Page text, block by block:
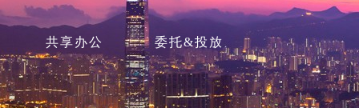
共享办公 委托&投放